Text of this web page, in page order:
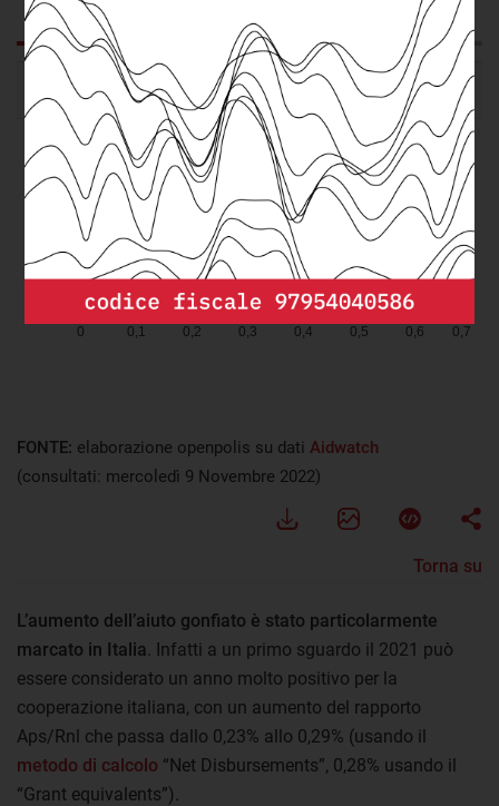
GRAFICO
FONTE: elaborazione openpolis su dati Aidwatch
(consultati: mercoledì 9 Novembre 2022)
Torna su
L’aumento dell’aiuto gonfiato è stato particolarmente
marcato in Italia . Infatti a un primo sguardo il 2021 può
essere considerato un anno molto positivo per la
cooperazione italiana, con un aumento del rapporto
Aps/Rnl che passa dallo 0,23% allo 0,29% (usando il
metodo di calcolo “Net Disbursements”, 0,28% usando il
“Grant equivalents”).